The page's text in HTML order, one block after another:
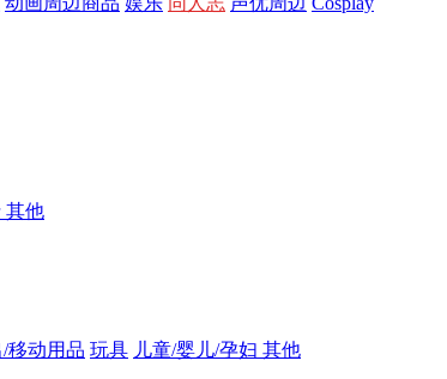
其他
移动用品 玩具 儿童/婴儿/孕妇 其他